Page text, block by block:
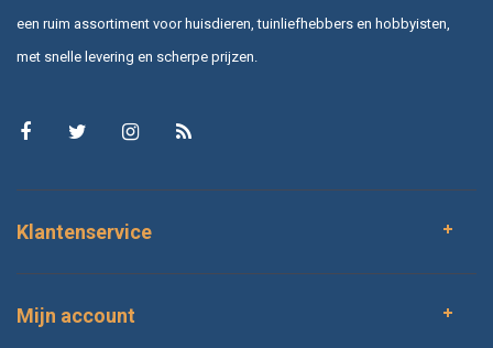
een ruim assortiment voor huisdieren, tuinliefhebbers en hobbyisten,
met snelle levering en scherpe prijzen.
Klantenservice
Mijn account